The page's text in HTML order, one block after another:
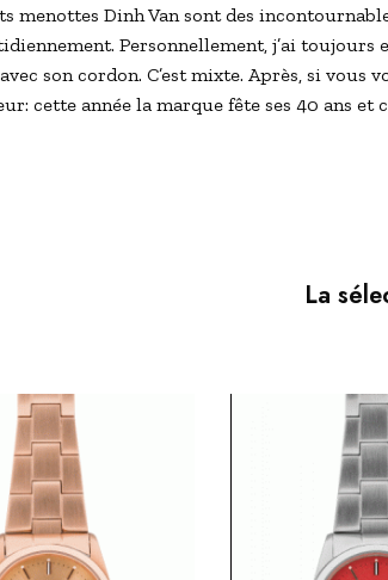
menottes Dinh Van sont des
Personnellement, j’ai toujours
son cordon. C’est mixte. Après, si
cette année la marque fête ses 40 ans
La